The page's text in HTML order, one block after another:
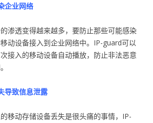
企业网络
渗透变得越来越多，要防止那些可能感染
动设备接入到企业网络中。IP-guard可以
接入的移动设备自动播放，防止非法恶意
导致信息泄露
移动存储设备丢失是很头痛的事情，IP-